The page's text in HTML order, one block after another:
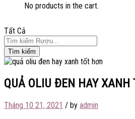
No products in the cart.
Tất Cả
Tìm kiếm
QUẢ OLIU ĐEN HAY XANH
Tháng 10 21, 2021 / by admin